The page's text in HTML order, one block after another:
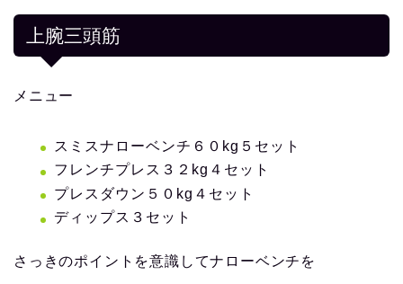
上腕三頭筋
メニュー
スミスナローベンチ６０kg５セット
フレンチプレス３２kg４セット
プレスダウン５０kg４セット
ディップス３セット
さっきのポイントを意識してナローベンチを